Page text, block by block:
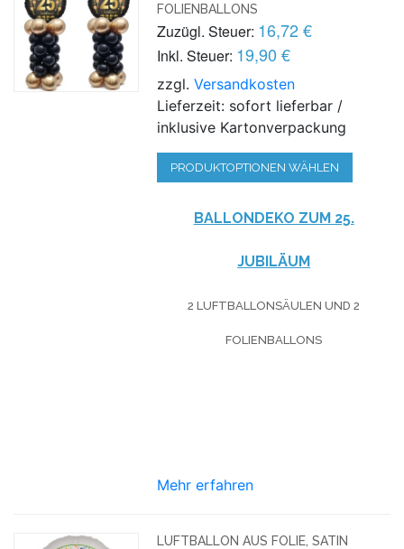
FOLIENBALLONS
Zuzügl. Steuer: 16,72 €
Inkl. Steuer: 19,90 €
zzgl.Versandkosten
Lieferzeit: sofort lieferbar /
inklusive Kartonverpackung
PRODUKTOPTIONEN WÄHLEN
BALLONDEKO ZUM 25.
JUBILÄUM
2 LUFTBALLONSÄULEN UND 2
FOLIENBALLONS
Mehr erfahren
LUFTBALLON AUS FOLIE, SATIN